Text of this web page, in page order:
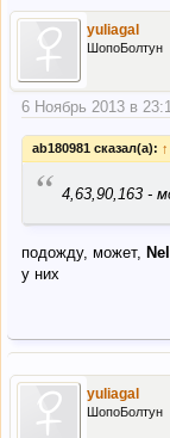
yuliagal
ШопоБолтун
6 Ноябрь 2013 в
ab180981 сказал(а): ↑
“ 4,63,90,163 -
подожду, может,
у них
yuliagal
ШопоБолтун